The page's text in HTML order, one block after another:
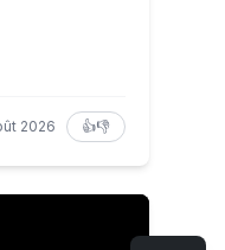
2026 👍👎
études INUTILES ? 👀